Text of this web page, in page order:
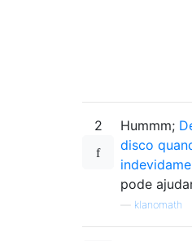
2 Hummm;
disco
pode
klanomath